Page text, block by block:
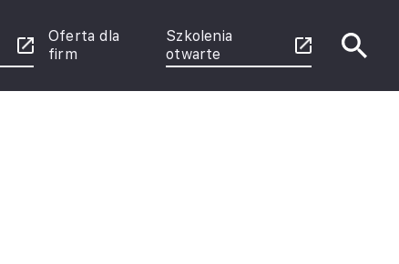
Oferta dla
firm
Szkolenia
otwarte